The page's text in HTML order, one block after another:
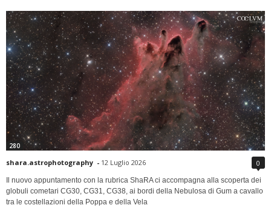
280
shara.astrophotography - 12 Luglio 2026 0
Il nuovo appuntamento con la rubrica ShaRA ci accompagna alla scoperta dei
globuli cometari CG30, CG31, CG38, ai bordi della Nebulosa di Gum a cavallo
tra le costellazioni della Poppa e della Vela